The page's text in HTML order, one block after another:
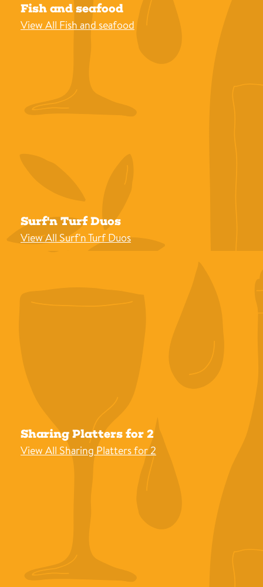
Fish and seafood
View All Fish and seafood
Surf'n Turf Duos
View All Surf'n Turf Duos
Sharing Platters for 2
View All Sharing Platters for 2